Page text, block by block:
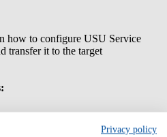
how to configure USU Service
transfer it to the target
in USU Service Management
Privacy policy